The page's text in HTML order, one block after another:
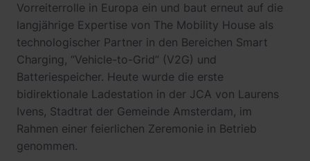
Vorreiterrolle in Europa ein und baut erneut auf die
langjährige Expertise von The Mobility House als
technologischer Partner in den Bereichen Smart
Charging, “Vehicle-to-Grid” (V2G) und
Batteriespeicher. Heute wurde die erste
bidirektionale Ladestation in der JCA von Laurens
Ivens, Stadtrat der Gemeinde Amsterdam, im
Rahmen einer feierlichen Zeremonie in Betrieb
genommen.